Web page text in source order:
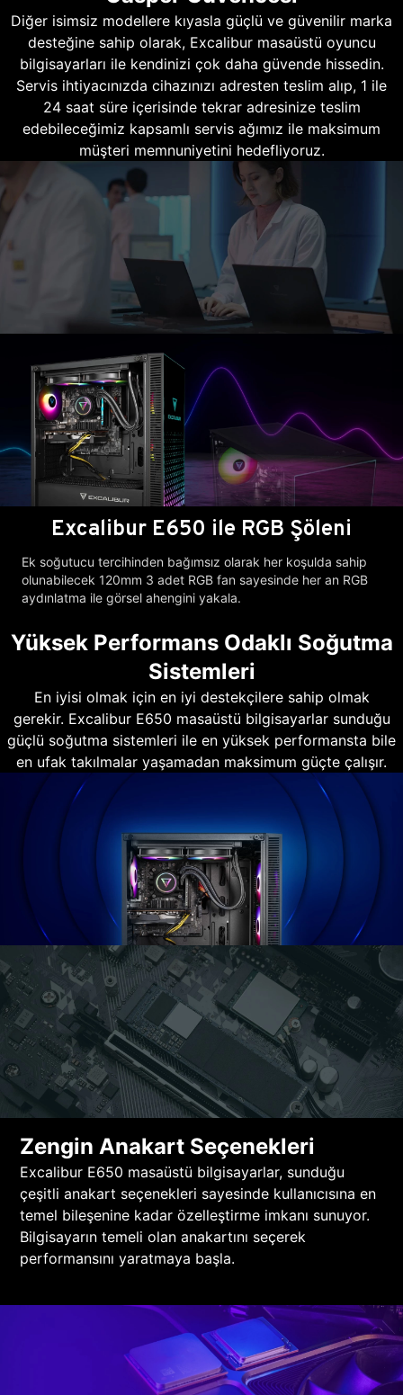
Diğer isimsiz modellere kıyasla güçlü ve güvenilir marka
desteğine sahip olarak, Excalibur masaüstü oyuncu
bilgisayarları ile kendinizi çok daha güvende hissedin.
Servis ihtiyacınızda cihazınızı adresten teslim alıp, 1 ile
24 saat süre içerisinde tekrar adresinize teslim
edebileceğimiz kapsamlı servis ağımız ile maksimum
müşteri memnuniyetini hedefliyoruz.
Excalibur E650 ile RGB Şöleni
Ek soğutucu tercihinden bağımsız olarak her koşulda sahip
olunabilecek 120mm 3 adet RGB fan sayesinde her an RGB
aydınlatma ile görsel ahengini yakala.
Yüksek Performans Odaklı Soğutma
Sistemleri
En iyisi olmak için en iyi destekçilere sahip olmak
gerekir. Excalibur E650 masaüstü bilgisayarlar sunduğu
güçlü soğutma sistemleri ile en yüksek performansta bile
en ufak takılmalar yaşamadan maksimum güçte çalışır.
Zengin Anakart Seçenekleri
Excalibur E650 masaüstü bilgisayarlar, sunduğu
çeşitli anakart seçenekleri sayesinde kullanıcısına en
temel bileşenine kadar özelleştirme imkanı sunuyor.
Bilgisayarın temeli olan anakartını seçerek
performansını yaratmaya başla.